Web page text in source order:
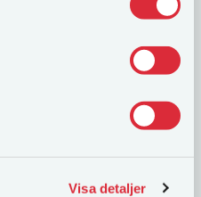
Visa detaljer
med utsikt över
har plats